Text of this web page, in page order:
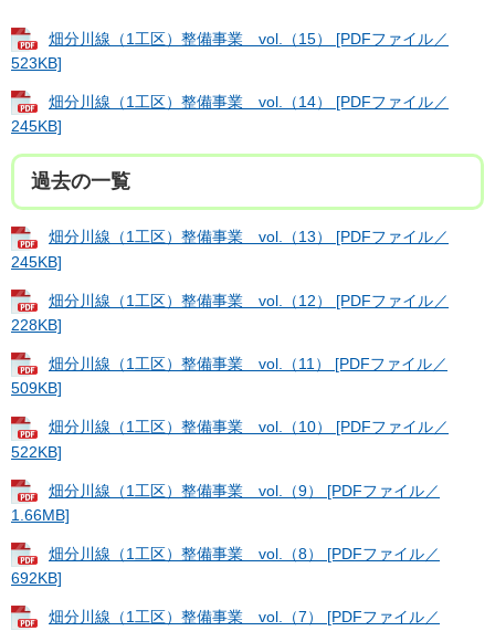
畑分川線（1工区）整備事業 vol.（15） [PDFファイル／
523KB]
畑分川線（1工区）整備事業 vol.（14） [PDFファイル／
245KB]
過去の一覧
畑分川線（1工区）整備事業 vol.（13） [PDFファイル／
245KB]
畑分川線（1工区）整備事業 vol.（12） [PDFファイル／
228KB]
畑分川線（1工区）整備事業 vol.（11） [PDFファイル／
509KB]
畑分川線（1工区）整備事業 vol.（10） [PDFファイル／
522KB]
畑分川線（1工区）整備事業 vol.（9） [PDFファイル／
1.66MB]
畑分川線（1工区）整備事業 vol.（8） [PDFファイル／
692KB]
畑分川線（1工区）整備事業 vol.（7） [PDFファイル／